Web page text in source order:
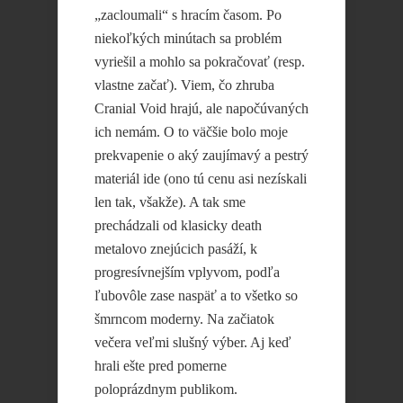
„zacloumali“ s hracím časom. Po
niekoľkých minútach sa problém
vyriešil a mohlo sa pokračovať (resp.
vlastne začať). Viem, čo zhruba
Cranial Void hrajú, ale napočúvaných
ich nemám. O to väčšie bolo moje
prekvapenie o aký zaujímavý a pestrý
materiál ide (ono tú cenu asi nezískali
len tak, všakže). A tak sme
prechádzali od klasicky death
metalovo znejúcich pasáží, k
progresívnejším vplyvom, podľa
ľubovôle zase naspäť a to všetko so
šmrncom moderny. Na začiatok
večera veľmi slušný výber. Aj keď
hrali ešte pred pomerne
poloprázdnym publikom.